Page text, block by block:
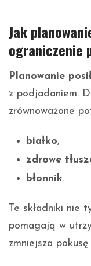
Jak
ograniczenie
Planowanie
z podjadaniem.
zrównoważone
białko,
zdrowe
błonnik.
Te składniki nie
pomagają w
zmniejsza